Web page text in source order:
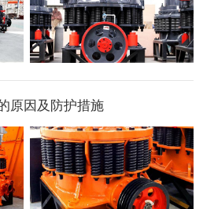
原因及防护措施